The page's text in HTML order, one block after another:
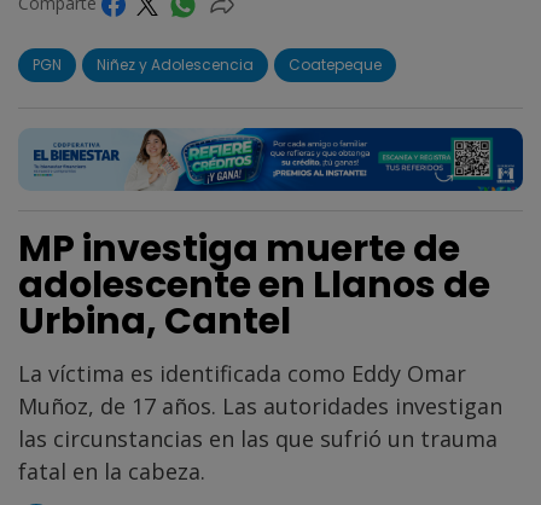
PGN Niñez y Adolescencia Coatepeque
MP investiga muerte de
adolescente en Llanos de
Urbina, Cantel
La víctima es identificada como Eddy Omar
Muñoz, de 17 años. Las autoridades investigan
las circunstancias en las que sufrió un trauma
fatal en la cabeza.